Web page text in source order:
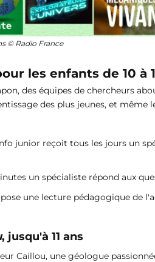
© Radio France
les enfants de 10 à
des équipes de chercheurs
des plus jeunes, et même
junior reçoit tous les jours un
un spécialiste répond aux
une lecture pédagogique de
, jusqu'à 11 ans
Caillou, une géologue